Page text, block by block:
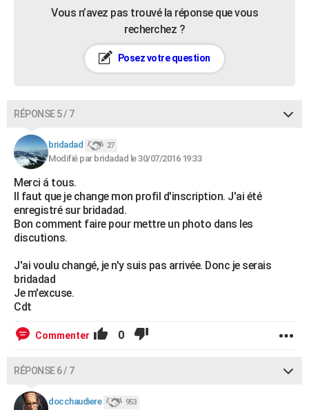
Vous n’avez pas trouvé la réponse que vous
recherchez ?
Posez votre question
RÉPONSE 5 / 7
bridadad 27
Modifié par bridadad le 30/07/2016 19:33
Merci á tous.
Il faut que je change mon profil d'inscription. J'ai été
enregistré sur bridadad.
Bon comment faire pour mettre un photo dans les
discutions.
J'ai voulu changé, je n'y suis pas arrivée. Donc je serais
bridadad
Je m'excuse.
Cdt
Commenter 0
RÉPONSE 6 / 7
docchaudiere 953